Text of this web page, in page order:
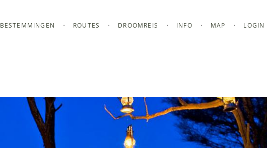
BESTEMMINGEN ROUTES DROOMREIS INFO MAP LOGIN